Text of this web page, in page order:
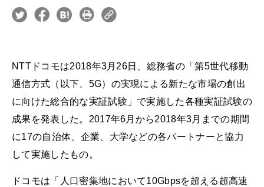
NTTドコモは2018年3月26日、総務省の「第5世代移動
通信方式（以下、5G）の実現による新たな市場の創出
に向けた総合的な実証試験」で実施した各種実証試験の
成果を発表した。2017年6月から2018年3月までの期間
に17の自治体、企業、大学などの各パートナーと協力
して実施したもの。
ドコモは「人口密集地において10Gbpsを超える超高速